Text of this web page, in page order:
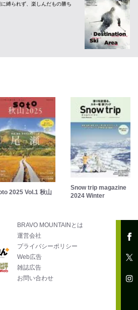
縛られず、楽しんだもの勝ち
2025 Vol.1 秋山
Snow trip magazine
2024 Winter
BRAVO MOUNTAINとは
運営会社
プライバシーポリシー
Web広告
雑誌広告
お問い合わせ